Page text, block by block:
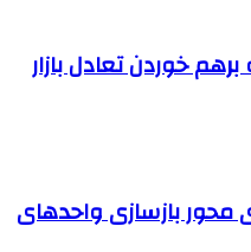
برهم خوردن تعادل بازار
محور بازسازی واحدهای